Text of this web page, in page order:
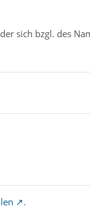
sich bzgl. des
.